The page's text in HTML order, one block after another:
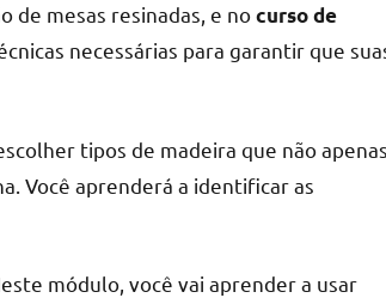
de mesas resinadas, e nocurso de
necessárias para garantir que
tipos de madeira que não
Você aprenderá a identificar as
módulo, você vai aprender a usar